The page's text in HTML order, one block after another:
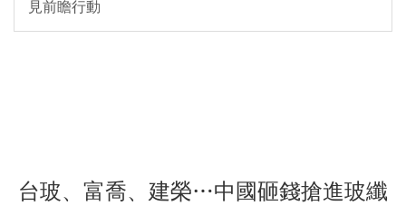
見前瞻行動
台玻、富喬、建榮…中國砸錢搶進玻纖